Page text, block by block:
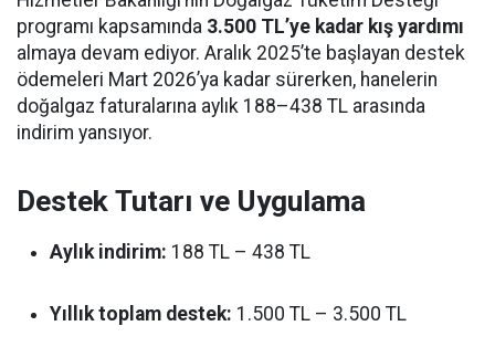
programı kapsamında 3.500 TL’ye kadar kış yardımı
almaya devam ediyor. Aralık 2025’te başlayan destek
ödemeleri Mart 2026’ya kadar sürerken, hanelerin
doğalgaz faturalarına aylık 188–438 TL arasında
indirim yansıyor.
Destek Tutarı ve Uygulama
Aylık indirim: 188 TL – 438 TL
Yıllık toplam destek: 1.500 TL – 3.500 TL